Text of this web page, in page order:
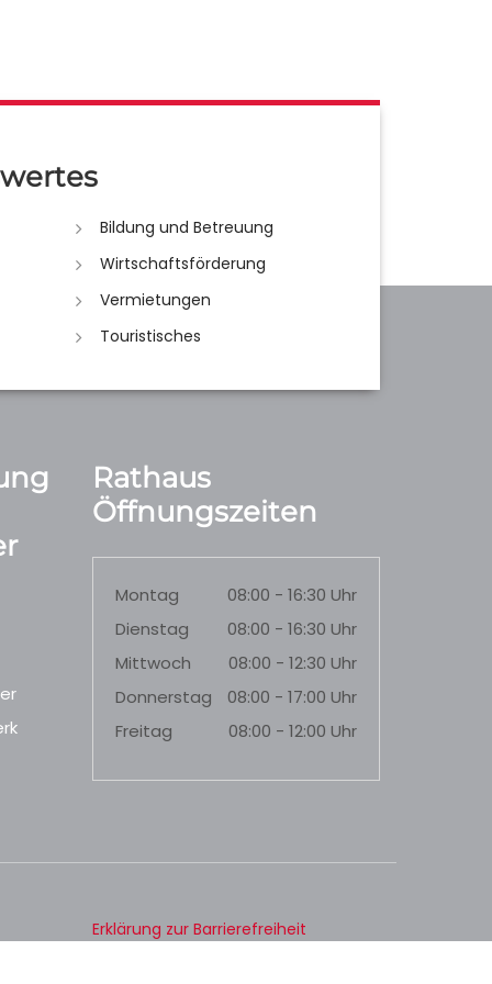
Bildung und Betreuung
Wirtschaftsförderung
Vermietungen
Touristisches
Rathaus
Öffnungszeiten
Montag
08:00 - 16:30 Uhr
Dienstag
08:00 - 16:30 Uhr
Mittwoch
08:00 - 12:30 Uhr
Donnerstag
08:00 - 17:00 Uhr
Freitag
08:00 - 12:00 Uhr
Erklärung zur Barrierefreiheit